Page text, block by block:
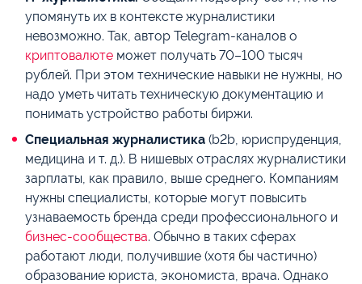
упомянуть их в контексте журналистики
невозможно. Так, автор Telegram-каналов о
криптовалюте может получать 70–100 тысяч
рублей. При этом технические навыки не нужны, но
надо уметь читать техническую документацию и
понимать устройство работы биржи.
Специальная журналистика (b2b, юриспруденция,
медицина и т. д.). В нишевых отраслях журналистики
зарплаты, как правило, выше среднего. Компаниям
нужны специалисты, которые могут повысить
узнаваемость бренда среди профессионального и
бизнес-сообщества. Обычно в таких сферах
работают люди, получившие (хотя бы частично)
образование юриста, экономиста, врача. Однако